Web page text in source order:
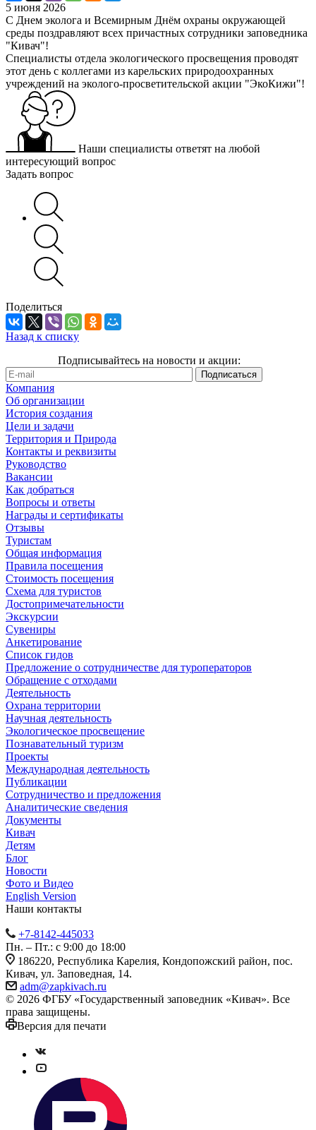
5 июня 2026
С Днем эколога и Всемирным Днём охраны окружающей
среды поздравляют всех причастных сотрудники заповедника
"Кивач"!
Специалисты отдела экологического просвещения проводят
этот день с коллегами из карельских природоохранных
учреждений на эколого-просветительской акции "ЭкоКижи"!
Наши специалисты ответят на любой
интересующий вопрос
Задать вопрос
Поделиться
Назад к списку
Подписывайтесь на новости и акции:
Компания
Об организации
История создания
Цели и задачи
Территория и Природа
Контакты и реквизиты
Руководство
Вакансии
Как добраться
Вопросы и ответы
Награды и сертификаты
Отзывы
Туристам
Общая информация
Правила посещения
Стоимость посещения
Схема для туристов
Достопримечательности
Экскурсии
Сувениры
Анкетирование
Список гидов
Предложение о сотрудничестве для туроператоров
Обращение с отходами
Деятельность
Охрана территории
Научная деятельность
Экологическое просвещение
Познавательный туризм
Проекты
Международная деятельность
Публикации
Сотрудничество и предложения
Аналитические сведения
Документы
Кивач
Детям
Блог
Новости
Фото и Видео
English Version
Наши контакты
+7-8142-445033
Пн. – Пт.: с 9:00 до 18:00
186220, Республика Карелия, Кондопожский район, пос.
Кивач, ул. Заповедная, 14.
adm@zapkivach.ru
© 2026 ФГБУ «Государственный заповедник «Кивач». Все
права защищены.
Версия для печати